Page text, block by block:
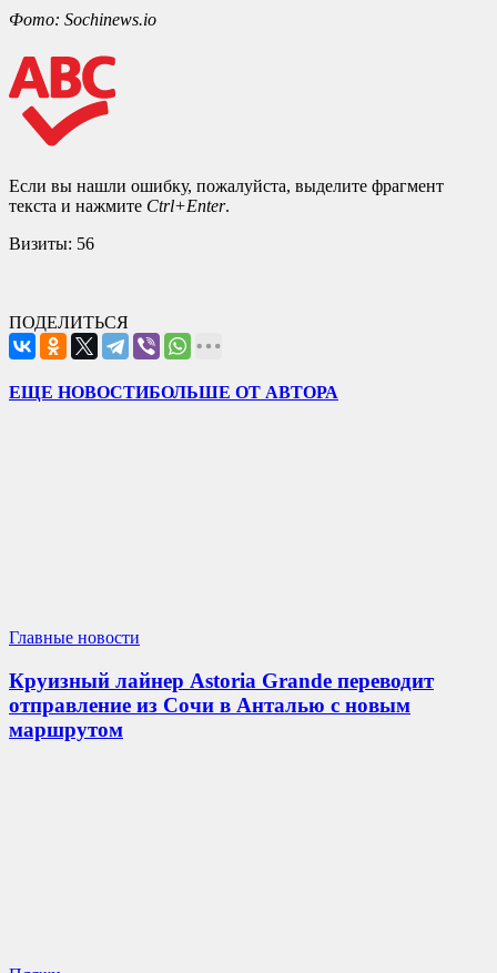
Фото: Sochinews.io
Если вы нашли ошибку, пожалуйста, выделите фрагмент
текста и нажмите Ctrl+Enter.
Визиты: 56
ПОДЕЛИТЬСЯ
ЕЩЕ НОВОСТИБОЛЬШЕ ОТ АВТОРА
Главные новости
Круизный лайнер Astoria Grande переводит
отправление из Сочи в Анталью с новым
маршрутом